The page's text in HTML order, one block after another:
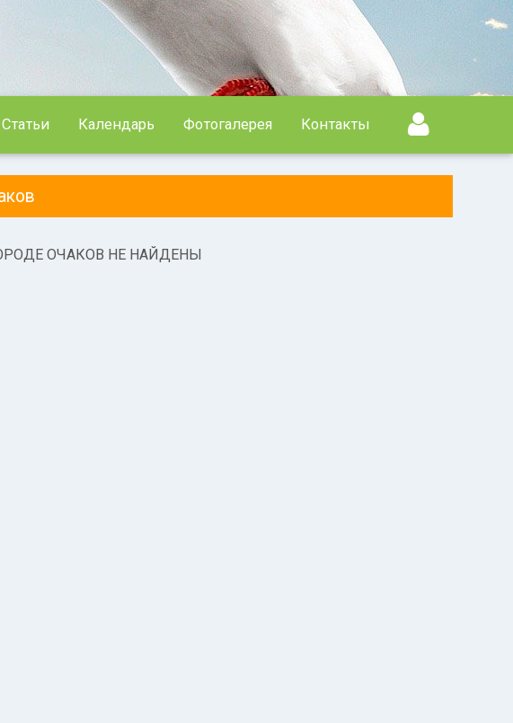
Статьи
Календарь Фотогалерея Контакты
ОЧАКОВ НЕ НАЙДЕНЫ